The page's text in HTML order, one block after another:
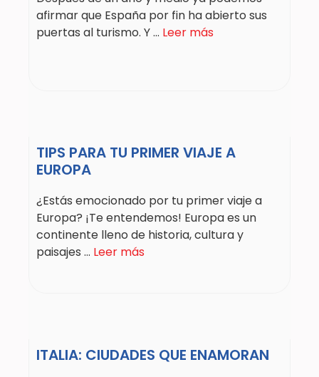
afirmar que España por fin ha abierto sus
puertas al turismo. Y ... Leer más
TIPS PARA TU PRIMER VIAJE A
EUROPA
¿Estás emocionado por tu primer viaje a
Europa? ¡Te entendemos! Europa es un
continente lleno de historia, cultura y
paisajes ... Leer más
ITALIA: CIUDADES QUE ENAMORAN